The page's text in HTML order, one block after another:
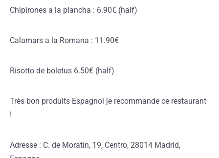
Chipirones a la plancha : 6.90€ (half)
Calamars a la Romana : 11.90€
Risotto de boletus 6.50€ (half)
Très bon produits Espagnol je recommande ce restaurant
!
Adresse : C. de Moratín, 19, Centro, 28014 Madrid,